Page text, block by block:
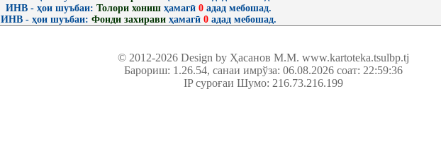
ИНВ - ҳои шуъбаи: Толори хониш ҳамагӣ 0 адад мебошад.
ИНВ - ҳои шуъбаи: Фонди захирави ҳамагӣ 0 адад мебошад.
© 2012-2026 Design by Ҳасанов М.М. www.kartoteka.tsulbp.tj
Барориш: 1.26.54, санаи имрўза: 06.08.2026 соат: 22:59:36
IP суроғаи Шумо: 216.73.216.199